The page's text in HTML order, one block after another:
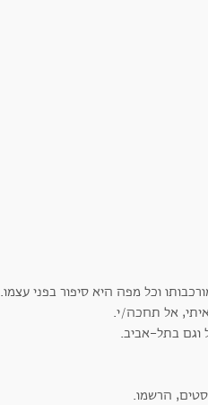
וכל מפה היא סיפור בפני עצמו.
אל תחכה/י.
וגם בתל-אביב.
הרשמו.